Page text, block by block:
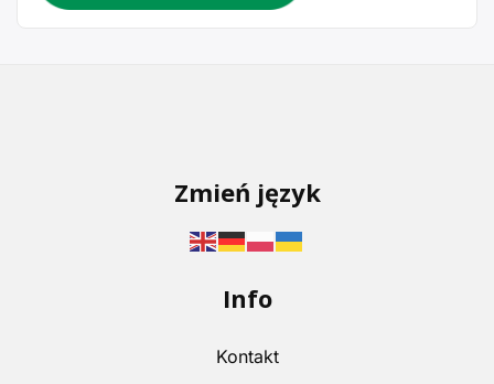
Zmień język
Info
Kontakt